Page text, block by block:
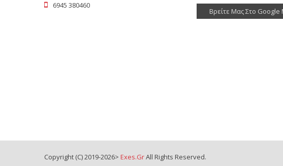
6945 380460
Βρείτε Μας Στο Google
Copyright (C) 2019-2026> Exes.grAll Rights Reserved.